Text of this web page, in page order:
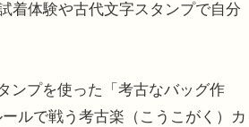
着体験や古代文字スタンプで自分
ンプを使った「考古なバッグ作
ルで戦う考古楽（こうこがく）カ